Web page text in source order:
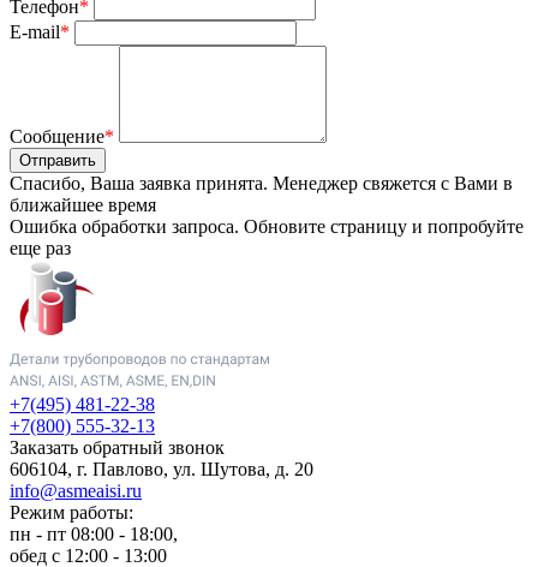
Телефон*
E-mail*
Сообщение*
Отправить
Спасибо, Ваша заявка принята. Менеджер свяжется с Вами в
ближайшее время
Ошибка обработки запроса. Обновите страницу и попробуйте
еще раз
+7(495) 481-22-38
+7(800) 555-32-13
Заказать обратный звонок
606104, г. Павлово, ул. Шутова, д. 20
info@asmeaisi.ru
Режим работы:
пн - пт 08:00 - 18:00,
обед с 12:00 - 13:00